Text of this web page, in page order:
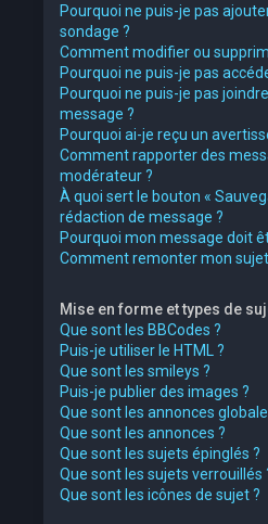
Pourquoi ne puis-je pas
sondage ?
Comment modifier ou
Pourquoi ne puis-je pas
Pourquoi ne puis-je pas
message ?
Pourquoi ai-je reçu un
Comment rapporter des
modérateur ?
À quoi sert le bouton «
rédaction de message ?
Pourquoi mon message doit
Comment remonter mon
Mise en forme et types de
Que sont les BBCodes ?
Puis-je utiliser le HTML ?
Que sont les smileys ?
Puis-je publier des images ?
Que sont les annonces
Que sont les annonces ?
Que sont les sujets épinglés ?
Que sont les sujets verrouillés
Que sont les icônes de sujet ?